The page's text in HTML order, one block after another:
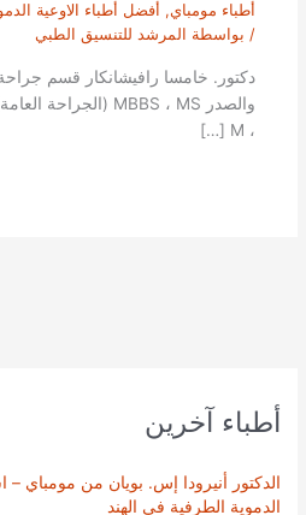
أطباء آخرين
الدكتور أنيرودا إس. بويان من مومباي –
الدموية الطرفية في الهند
أطباء مومباي, أفضل أطباء الاوعية
/ بواسطة المرشد للتنسيق الطبي
دكتور. خامسا رافيشانكار قسم جراحة
، M […]